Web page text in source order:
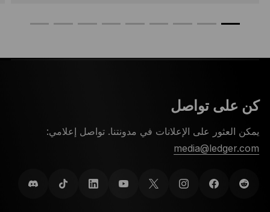
كن على تواصل
يمكن العثور على الإعلانات في مدونتنا. تواصل إعلامي:
media@ledger.com